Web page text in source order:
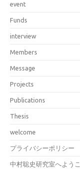
event
Funds
interview
Members
Message
Projects
Publications
Thesis
welcome
プライバシーポリシー
中村聡史研究室へよう